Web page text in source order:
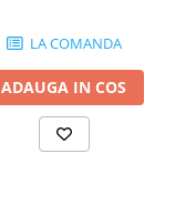
LA COMANDA
ADAUGA IN COS